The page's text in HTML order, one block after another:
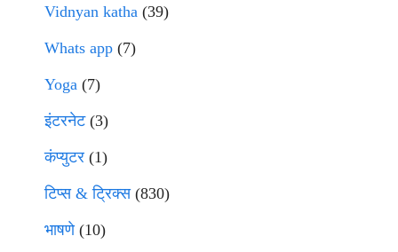
Vidnyan katha (39)
Whats app (7)
Yoga (7)
इंटरनेट(3)
कंप्युटर (1)
टिप्स & ट्रिक्स(830)
भाषणे(10)